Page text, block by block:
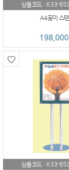
상품코드 : K33-
A4꽂이 스
198,000
상품코드 : K33-